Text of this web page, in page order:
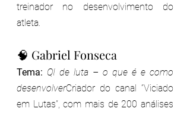
treinador no desenvolvimento do
atleta.
🧠 Gabriel Fonseca
Tema: QI de luta – o que é e como
desenvolverCriador do canal “Viciado
em Lutas”, com mais de 200 análises